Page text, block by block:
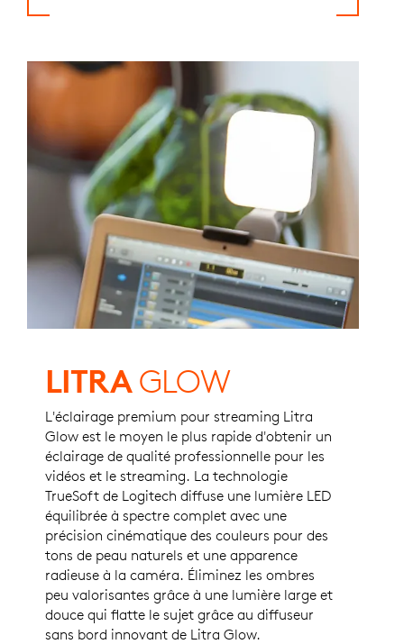
LITRAGLOW
L'éclairage premium pour streaming Litra
Glow est le moyen le plus rapide d'obtenir un
éclairage de qualité professionnelle pour les
vidéos et le streaming. La technologie
TrueSoft de Logitech diffuse une lumière LED
équilibrée à spectre complet avec une
précision cinématique des couleurs pour des
tons de peau naturels et une apparence
radieuse à la caméra. Éliminez les ombres
peu valorisantes grâce à une lumière large et
douce qui flatte le sujet grâce au diffuseur
sans bord innovant de Litra Glow.